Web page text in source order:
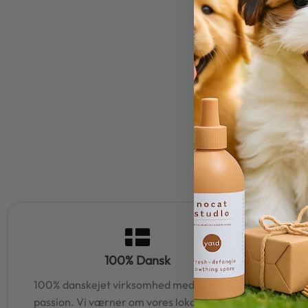
100% Dansk
100% danskejet virksomhed med hjerte og
passion. Vi værner om vores lokale rødder
95% af